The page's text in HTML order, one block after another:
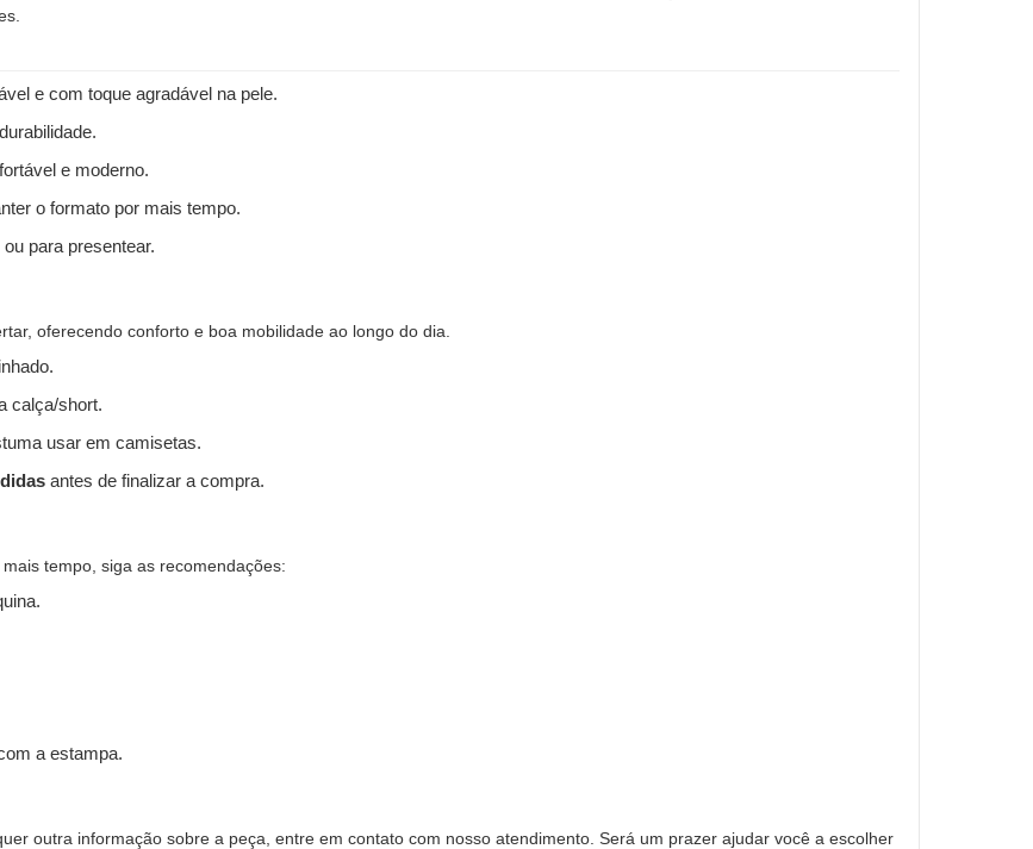
e com toque agradável na pele.
e moderno.
o formato por mais tempo.
para presentear.
oferecendo conforto e boa mobilidade ao longo do dia.
calça/short.
usar em camisetas.
antes de finalizar a compra.
tempo, siga as recomendações:
a estampa.
outra informação sobre a peça, entre em contato com nosso atendimento. Será um prazer ajudar você a escolher